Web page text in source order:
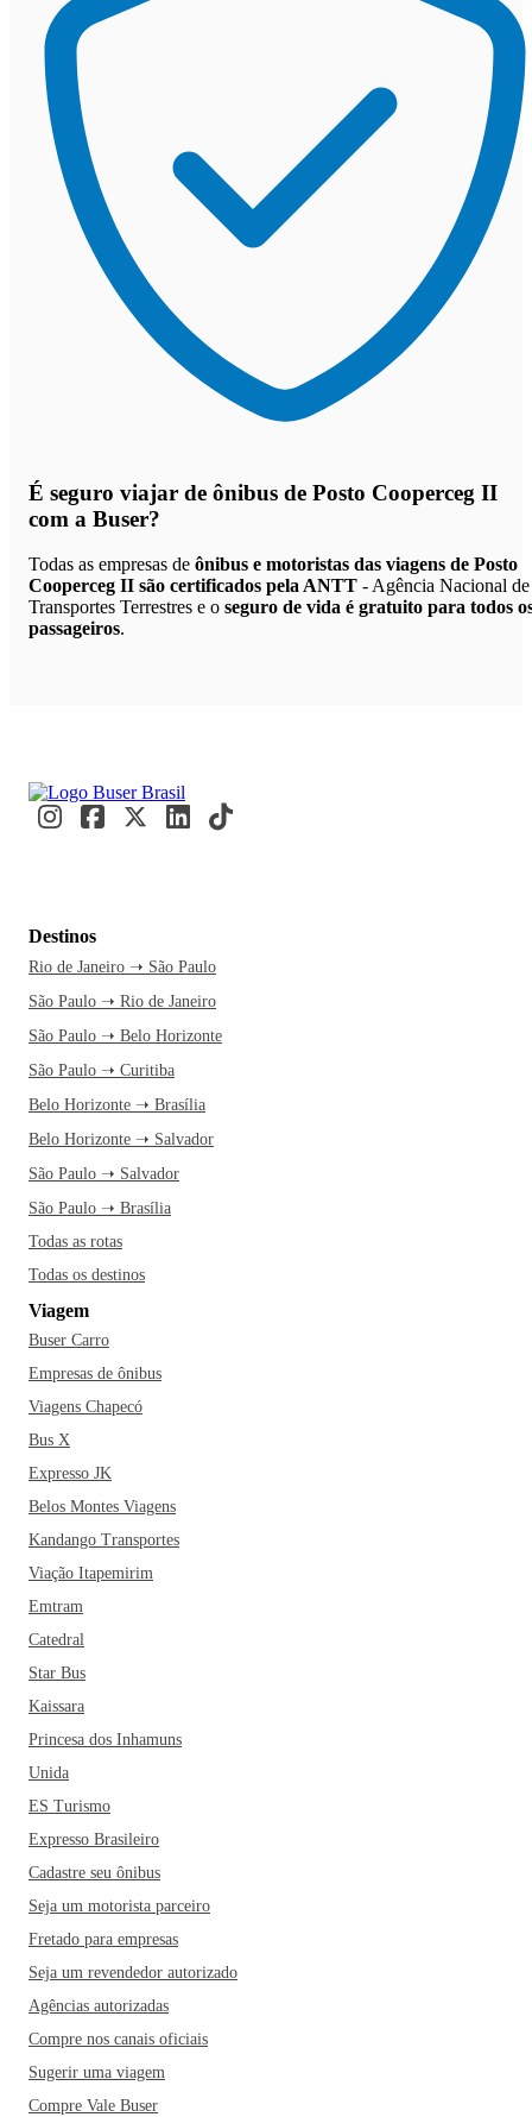
É seguro viajar de ônibus de Posto Cooperceg II
com a Buser?
Todas as empresas de ônibus e motoristas das viagens de Posto
Cooperceg II são certificados pela ANTT - Agência Nacional de
Transportes Terrestres e o seguro de vida é gratuito para todos
passageiros.
Destinos
Rio de Janeiro ➝ São Paulo
São Paulo ➝ Rio de Janeiro
São Paulo ➝ Belo Horizonte
São Paulo ➝ Curitiba
Belo Horizonte ➝ Brasília
Belo Horizonte ➝ Salvador
São Paulo ➝ Salvador
São Paulo ➝ Brasília
Todas as rotas
Todas os destinos
Viagem
Buser Carro
Empresas de ônibus
Viagens Chapecó
Bus X
Expresso JK
Belos Montes Viagens
Kandango Transportes
Viação Itapemirim
Emtram
Catedral
Star Bus
Kaissara
Princesa dos Inhamuns
Unida
ES Turismo
Expresso Brasileiro
Cadastre seu ônibus
Seja um motorista parceiro
Fretado para empresas
Seja um revendedor autorizado
Agências autorizadas
Compre nos canais oficiais
Sugerir uma viagem
Compre Vale Buser